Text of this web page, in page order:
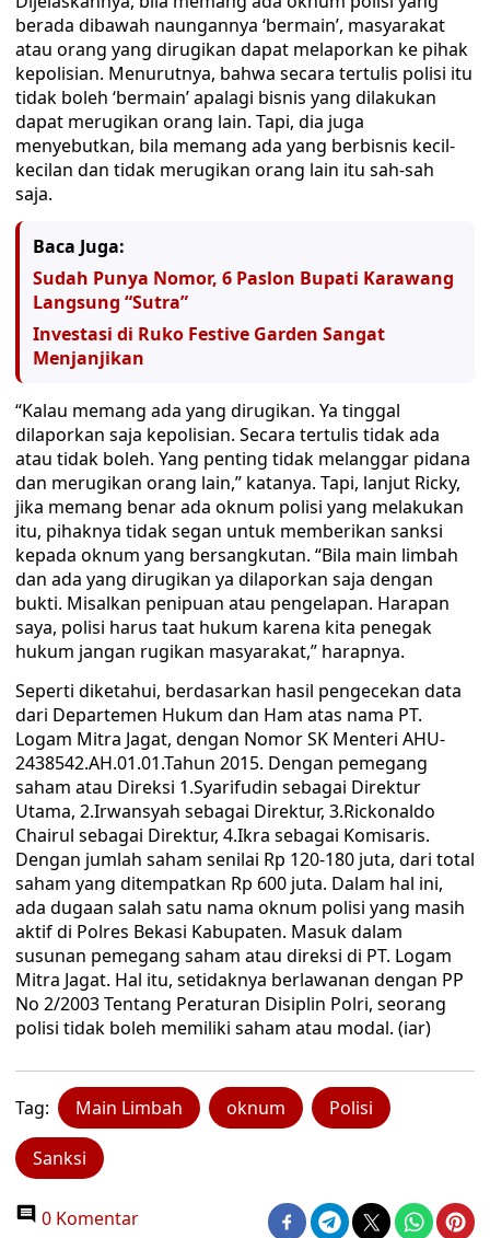
berada dibawah naungannya ‘bermain’, masyarakat
atau orang yang dirugikan dapat melaporkan ke pihak
kepolisian. Menurutnya, bahwa secara tertulis polisi itu
tidak boleh ‘bermain’ apalagi bisnis yang dilakukan
dapat merugikan orang lain. Tapi, dia juga
menyebutkan, bila memang ada yang berbisnis kecil-
kecilan dan tidak merugikan orang lain itu sah-sah
saja.
Baca Juga:
Sudah Punya Nomor, 6 Paslon Bupati Karawang
Langsung “Sutra”
Investasi di Ruko Festive Garden Sangat
Menjanjikan
“Kalau memang ada yang dirugikan. Ya tinggal
dilaporkan saja kepolisian. Secara tertulis tidak ada
atau tidak boleh. Yang penting tidak melanggar pidana
dan merugikan orang lain,” katanya. Tapi, lanjut Ricky,
jika memang benar ada oknum polisi yang melakukan
itu, pihaknya tidak segan untuk memberikan sanksi
kepada oknum yang bersangkutan. “Bila main limbah
dan ada yang dirugikan ya dilaporkan saja dengan
bukti. Misalkan penipuan atau pengelapan. Harapan
saya, polisi harus taat hukum karena kita penegak
hukum jangan rugikan masyarakat,” harapnya.
Seperti diketahui, berdasarkan hasil pengecekan data
dari Departemen Hukum dan Ham atas nama PT.
Logam Mitra Jagat, dengan Nomor SK Menteri AHU-
2438542.AH.01.01.Tahun 2015. Dengan pemegang
saham atau Direksi 1.Syarifudin sebagai Direktur
Utama, 2.Irwansyah sebagai Direktur, 3.Rickonaldo
Chairul sebagai Direktur, 4.Ikra sebagai Komisaris.
Dengan jumlah saham senilai Rp 120-180 juta, dari total
saham yang ditempatkan Rp 600 juta. Dalam hal ini,
ada dugaan salah satu nama oknum polisi yang masih
aktif di Polres Bekasi Kabupaten. Masuk dalam
susunan pemegang saham atau direksi di PT. Logam
Mitra Jagat. Hal itu, setidaknya berlawanan dengan PP
No 2/2003 Tentang Peraturan Disiplin Polri, seorang
polisi tidak boleh memiliki saham atau modal. (iar)
Tag: Main Limbah oknum Polisi
Sanksi
0 Komentar